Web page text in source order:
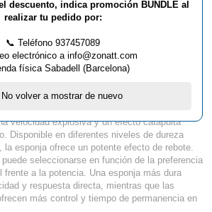
POWER 57.5
Power, introducida en 2024, es una goma de
diseñada para ofrecer una
control y agarre mejorado. Una
alta pegajosidad, que es particularmente útil
e impartir más efecto a la pelota. Este
trabaja en sinergia con la esponja de potencia,
velocidad explosiva y un efecto catapulta
Disponible en diferentes niveles de dureza
la esponja ofrece un potente efecto de rebote.
seleccionarse en función de la preferencia
frente a la potencia. Una esponja más dura
y respuesta directa, mientras que las
más control y tiempo de permanencia en
descuento, indica promoción BUNDLE al
realizar tu pedido por:
📞 Teléfono 937457089
electrónico a info@zonatt.com
física Sabadell (Barcelona)
volver a mostrar de nuevo